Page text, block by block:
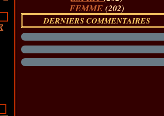
FEMME (202)
DERNIERS COMMENTAIRES